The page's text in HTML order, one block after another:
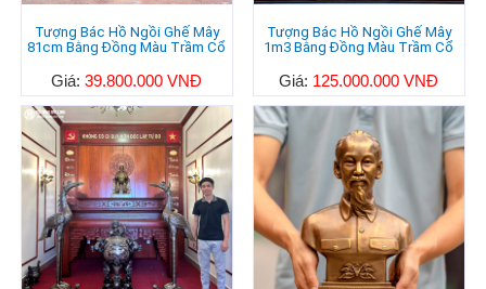
Tượng Bác Hồ Ngồi Ghế Mây
81cm Bằng Đồng Màu Trầm Cổ
Giá:39.800.000 VNĐ
Tượng Bác Hồ Ngồi Ghế Mây
1m3 Bằng Đồng Màu Trầm Cổ
Giá: 125.000.000 VNĐ